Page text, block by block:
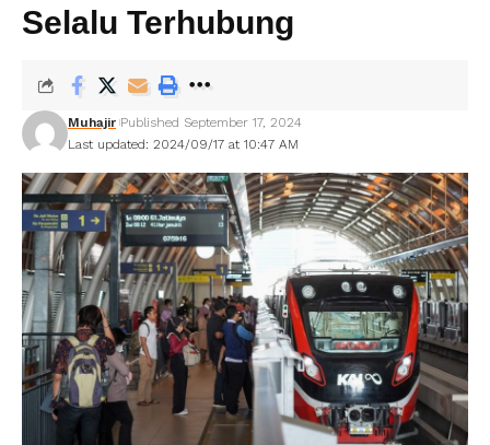
Selalu Terhubung
Last updated: 2024/09/17 at 10:47 AM
Muhajir Published September 17, 2024